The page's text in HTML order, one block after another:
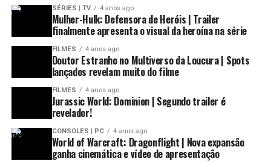
Ver essa foto no Instagram
Novo pôster de ‘Frozen 2’, também apresentado na
#D23Expo. . @disneystudiosbr #Disney #Frozen2
#Movie #Filme
SÉRIES | TV 4 anos ago
Mulher-Hulk: Defensora de Heróis | Trailer
finalmente apresenta o visual da heroína na série
FILMES 4 anos ago
Doutor Estranho no Multiverso da Loucura | Spots
lançados revelam muito do filme
FILMES 4 anos ago
Jurassic World: Dominion | Segundo trailer é
revelador!
CONSOLES | PC 4 anos ago
World of Warcraft: Dragonflight | Nova expansão
ganha cinemática e vídeo de apresentação